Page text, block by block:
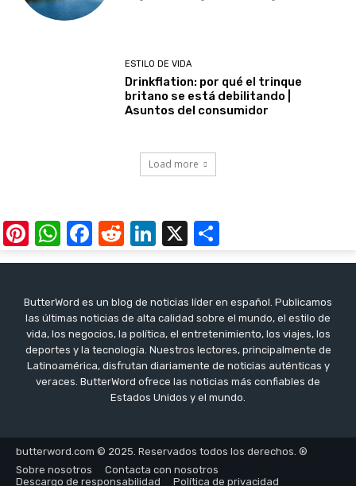
ESTILO DE VIDA
Drinkflation: por qué el trinque
britano se está debilitando |
Asuntos del consumidor
Load more
Pinterest
WhatsApp
Facebook
RedditLinkedIn
X
ButterWord es un blog de noticias líder en español. Publicamos
las últimas noticias de alta calidad sobre el mundo, el estilo de
vida, los negocios, la política, el entretenimiento, los viajes, los
deportes y la tecnología. Nuestros lectores, principalmente de
Latinoamérica, disfrutan diariamente de noticias auténticas y
veraces. ButterWord ofrece las noticias más confiables de
Estados Unidos y el mundo.
butterword.com © 2025. Reservados todos los derechos. ®
Sobre nosotros
Contacta con nosotros
Descargo de responsabilidad
Política de privacidad